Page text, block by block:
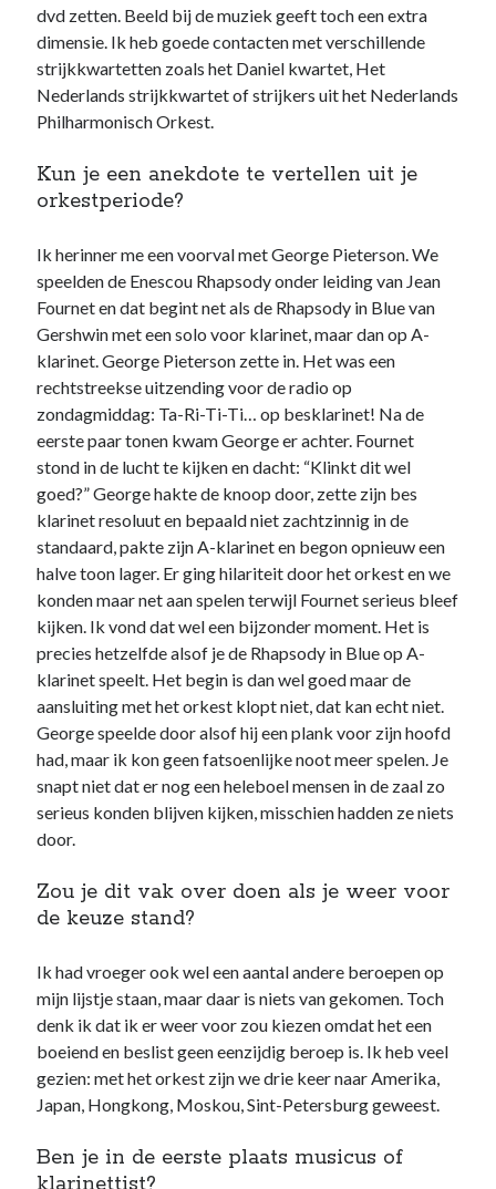
dvd zetten. Beeld bij de muziek geeft toch een extra
dimensie. Ik heb goede contacten met verschillende
strijkkwartetten zoals het Daniel kwartet, Het
Nederlands strijkkwartet of strijkers uit het Nederlands
Philharmonisch Orkest.
Kun je een anekdote te vertellen uit je
orkestperiode?
Ik herinner me een voorval met George Pieterson. We
speelden de Enescou Rhapsody onder leiding van Jean
Fournet en dat begint net als de Rhapsody in Blue van
Gershwin met een solo voor klarinet, maar dan op A-
klarinet. George Pieterson zette in. Het was een
rechtstreekse uitzending voor de radio op
zondagmiddag: Ta-Ri-Ti-Ti… op besklarinet! Na de
eerste paar tonen kwam George er achter. Fournet
stond in de lucht te kijken en dacht: “Klinkt dit wel
goed?” George hakte de knoop door, zette zijn bes
klarinet resoluut en bepaald niet zachtzinnig in de
standaard, pakte zijn A-klarinet en begon opnieuw een
halve toon lager. Er ging hilariteit door het orkest en we
konden maar net aan spelen terwijl Fournet serieus bleef
kijken. Ik vond dat wel een bijzonder moment. Het is
precies hetzelfde alsof je de Rhapsody in Blue op A-
klarinet speelt. Het begin is dan wel goed maar de
aansluiting met het orkest klopt niet, dat kan echt niet.
George speelde door alsof hij een plank voor zijn hoofd
had, maar ik kon geen fatsoenlijke noot meer spelen. Je
snapt niet dat er nog een heleboel mensen in de zaal zo
serieus konden blijven kijken, misschien hadden ze niets
door.
Zou je dit vak over doen als je weer voor
de keuze stand?
Ik had vroeger ook wel een aantal andere beroepen op
mijn lijstje staan, maar daar is niets van gekomen. Toch
denk ik dat ik er weer voor zou kiezen omdat het een
boeiend en beslist geen eenzijdig beroep is. Ik heb veel
gezien: met het orkest zijn we drie keer naar Amerika,
Japan, Hongkong, Moskou, Sint-Petersburg geweest.
Ben je in de eerste plaats musicus of